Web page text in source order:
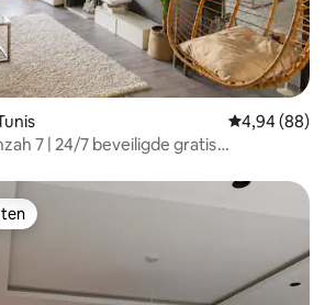
Gemiddelde
4,94 (88)
7 | 24/7 beveiligde gratis